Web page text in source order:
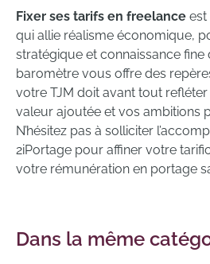
Fixer ses tarifs en freelance est
qui allie réalisme économique,
stratégique et connaissance fine
baromètre vous offre des
votre TJM doit avant tout
valeur ajoutée et vos ambitions
N’hésitez pas à solliciter
2iPortage pour affiner votre
votre rémunération en portage
Dans la même